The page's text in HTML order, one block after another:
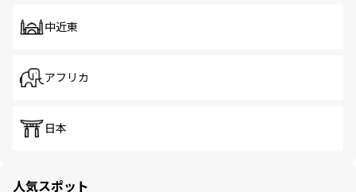
中近東
アフリカ
日本
人気スポット